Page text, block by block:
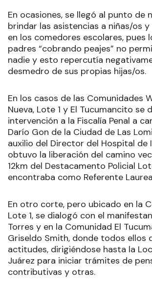
En ocasiones, se llegó al punto de
brindar las asistencias a niñas/os
en los comedores escolares, pues
padres “cobrando peajes” no
nadie y esto repercutía
desmedro de sus propias hijas/os.
En los casos de las Comunidades
Nueva, Lote 1 y El Tucumancito se
intervención a la Fiscalía Penal a
Darío Gon de la Ciudad de Las
auxilio del Director del Hospital de
obtuvo la liberación del camino
12km del Destacamento Policial
encontraba como Referente
En otro corte, pero ubicado en la
Lote 1, se dialogó con el
Torres y en la Comunidad El
Griseldo Smith, donde todos ellos
actitudes, dirigiéndose hasta la
Juárez para iniciar trámites de
contributivas y otras.